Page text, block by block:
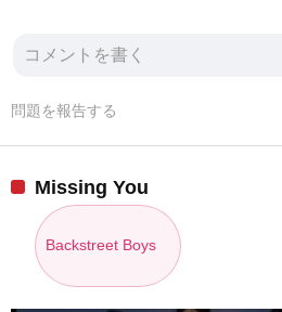
問題を報告する
Missing You
Backstreet Boys